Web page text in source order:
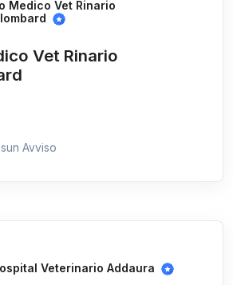
Medico Vet Rinario
Vet Rinario
Avviso
Veterinario Addaura